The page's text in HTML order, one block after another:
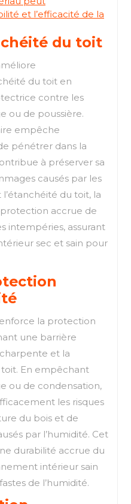
et l’efficacité de la
du toit
du toit en
contre les
ou de poussière.
empêche
pénétrer dans la
à préserver sa
causés par les
du toit, la
accrue de
intempéries, assurant
sec et sain pour
la protection
une barrière
et la
En empêchant
ou de condensation,
les risques
du bois et de
par l’humidité. Cet
durabilité accrue du
intérieur sain
de l’humidité.